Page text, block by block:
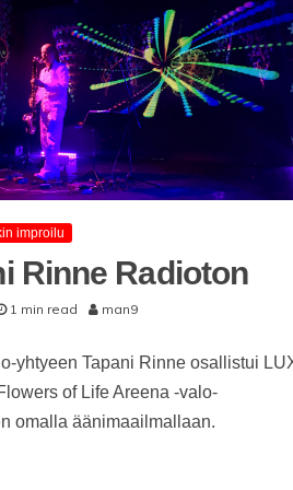
improilu
Rinne Radioton
1 min read man9
yhtyeen Tapani Rinne osallistui
of Life Areena -valo-
omalla äänimaailmallaan.